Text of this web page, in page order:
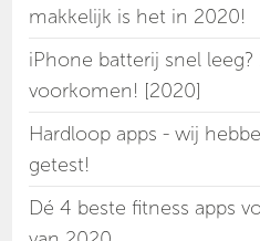
makkelijk is het in 2020!
iPhone batterij snel
voorkomen! [2020]
Hardloop apps - wij
getest!
Dé 4 beste fitness apps